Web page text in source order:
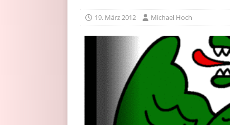
19. März 2012 Michael Hoch